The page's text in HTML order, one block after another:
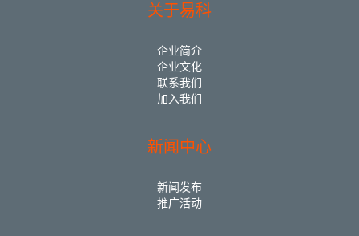
关于易科
企业简介
企业文化
联系我们
加入我们
新闻中心
新闻发布
推广活动